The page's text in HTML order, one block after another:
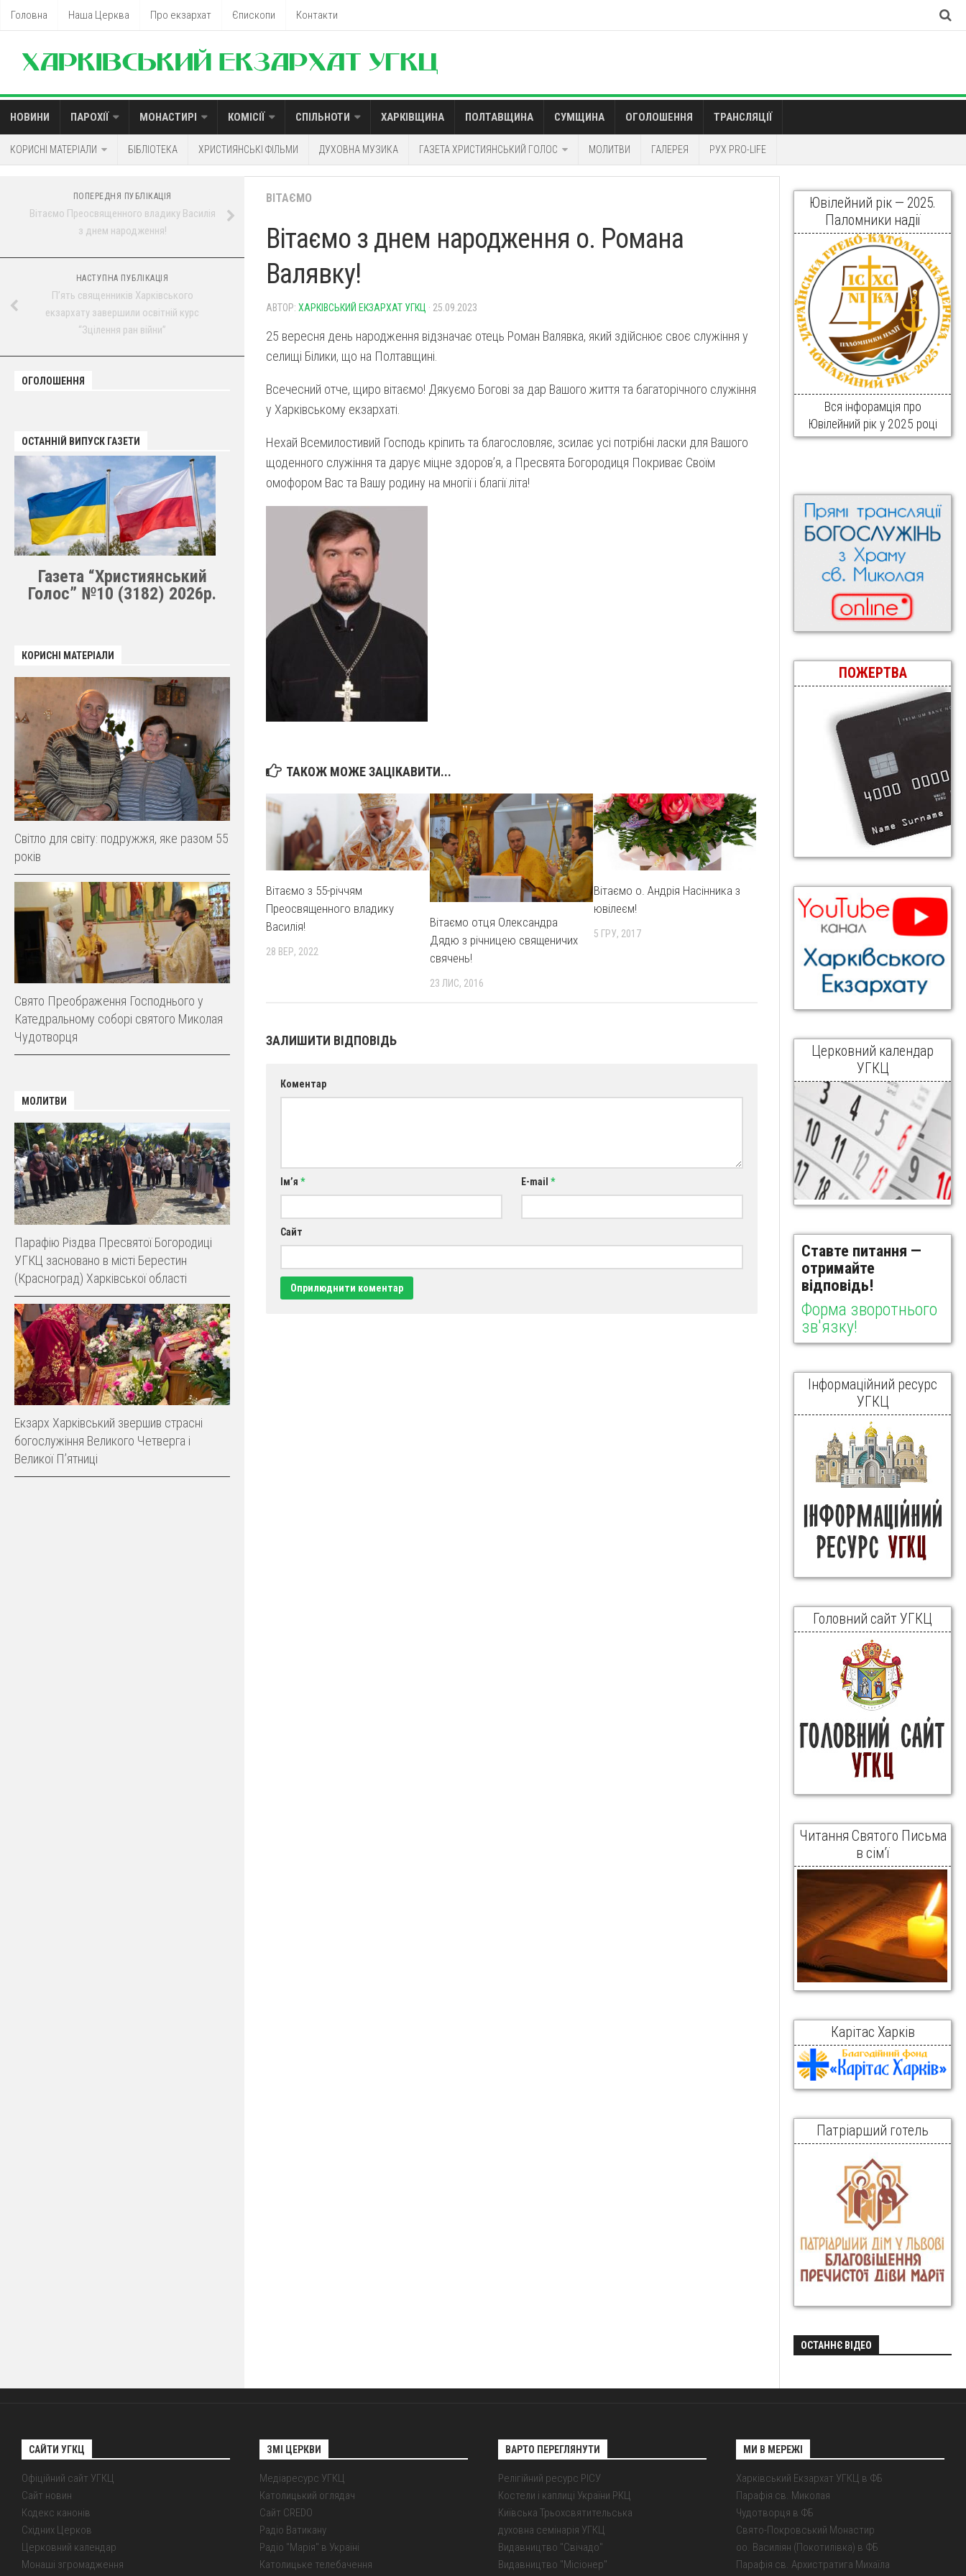
Головна Наша Церква Про екзархат Єпископи Контакти
НОВИНИ ПАРОХІЇ МОНАСТИРІ КОМІСІЇ СПІЛЬНОТИ ХАРКІВЩИНА ПОЛТАВЩИНА СУМЩИНА ОГОЛОШЕННЯ ТРАНСЛЯЦІЇ
КОРИСНІ МАТЕРІАЛИ БІБЛІОТЕКА ХРИСТИЯНСЬКІ ФІЛЬМИ ДУХОВНА МУЗИКА ГАЗЕТА ХРИСТИЯНСЬКИЙ ГОЛОС МОЛИТВИ ГАЛЕРЕЯ РУХ PRO-LIFE
ВІТАЄМО
Вітаємо з днем народження о. Романа
Валявку!
АВТОР: ХАРКІВСЬКИЙ ЕКЗАРХАТ УГКЦ · 25.09.2023
25 вересня день народження відзначає отець Роман Валявка, який здійснює своє служіння у
селищі Білики, що на Полтавщині.
Всечесний отче, щиро вітаємо! Дякуємо Богові за дар Вашого життя та багаторічного служіння
у Харківському екзархаті.
Нехай Всемилостивий Господь кріпить та благословляє, зсилає усі потрібні ласки для Вашого
щоденного служіння та дарує міцне здоровʼя, а Пресвята Богородиця Покриває Своїм
омофором Вас та Вашу родину на многії і благії літа!
ТАКОЖ МОЖЕ ЗАЦІКАВИТИ...
Вітаємо з 55-річчям
Преосвященного владику
Василія!
28 ВЕР, 2022
Вітаємо отця Олександра
Дядю з річницею священичих
свячень!
23 ЛИС, 2016
Вітаємо о. Андрія Насінника з
ювілеєм!
5 ГРУ, 2017
ЗАЛИШИТИ ВІДПОВІДЬ
Коментар
Ім’я * E-mail *
Сайт
ПОПЕРЕДНЯ ПУБЛІКАЦІЯ
Вітаємо Преосвященного владику Василія
з днем народження!
НАСТУПНА ПУБЛІКАЦІЯ
П’ять священників Харківського
екзархату завершили освітній курс
“Зцілення ран війни”
ОГОЛОШЕННЯ
ОСТАННІЙ ВИПУСК ГАЗЕТИ
Газета “Християнський
Голос” №10 (3182) 2026р.
КОРИСНІ МАТЕРІАЛИ
Світло для світу: подружжя, яке разом 55
років
Свято Преображення Господнього у
Катедральному соборі святого Миколая
Чудотворця
МОЛИТВИ
Парафію Різдва Пресвятої Богородиці
УГКЦ засновано в місті Берестин
(Красноград) Харківської області
Екзарх Харківський звершив страсні
богослужіння Великого Четверга і
Великої Пʼятниці
Ювілейний рік — 2025.
Паломники надії
Вся інфорамція про
Ювілейний рік у 2025 році
ПОЖЕРТВА
Церковний календар
УГКЦ
Ставте питання —
отримайте
відповідь!
Форма зворотнього
зв'язку!
Інформаційний ресурс
УГКЦ
Головний сайт УГКЦ
Читання Святого Письма
в сім’ї
Карітас Харків
Патріарший готель
ОСТАННЄ ВІДЕО
САЙТИ УГКЦ
Офіційний сайт УГКЦ
Сайт новин
Кодекс канонів
Східних Церков
Церковний календар
Монаші згромадження
ЗМІ ЦЕРКВИ
Медіаресурс УГКЦ
Католицький оглядач
Сайт CREDO
Радіо Ватикану
Радіо "Марія" в Україні
Католицьке телебачення
ВАРТО ПЕРЕГЛЯНУТИ
Релігійний ресурс РІСУ
Костели і каплиці України РКЦ
Київська Трьохсвятительська
духовна семінарія УГКЦ
Видавництво "Свічадо"
Видавництво "Місіонер"
МИ В МЕРЕЖІ
Харківський Екзархат УГКЦ в ФБ
Парафія св. Миколая
Чудотворця в ФБ
Свято-Покровський Монастир
оо. Василіян (Покотилівка) в ФБ
Парафія св. Архистратига Михаїла